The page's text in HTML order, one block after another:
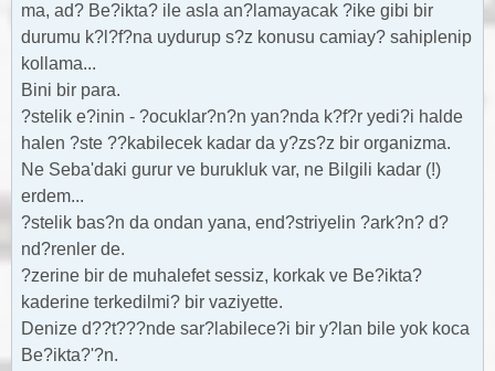
ma, ad? Be?ikta? ile asla an?lamayacak ?ike gibi bir
durumu k?l?f?na uydurup s?z konusu camiay? sahiplenip
kollama...
Bini bir para.
?stelik e?inin - ?ocuklar?n?n yan?nda k?f?r yedi?i halde
halen ?ste ??kabilecek kadar da y?zs?z bir organizma.
Ne Seba'daki gurur ve burukluk var, ne Bilgili kadar (!)
erdem...
?stelik bas?n da ondan yana, end?striyelin ?ark?n? d?
nd?renler de.
?zerine bir de muhalefet sessiz, korkak ve Be?ikta?
kaderine terkedilmi? bir vaziyette.
Denize d??t???nde sar?labilece?i bir y?lan bile yok koca
Be?ikta?'?n.